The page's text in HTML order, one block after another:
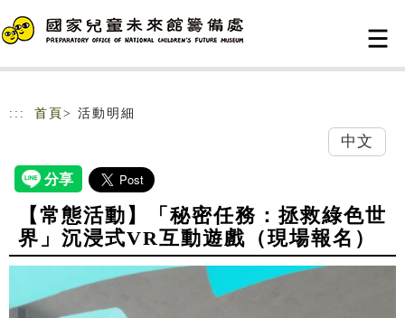
::: 首頁 > 活動明細
中文
【常態活動】「秘密任務：拯救綠色世
界」沉浸式VR互動遊戲（現場報名）